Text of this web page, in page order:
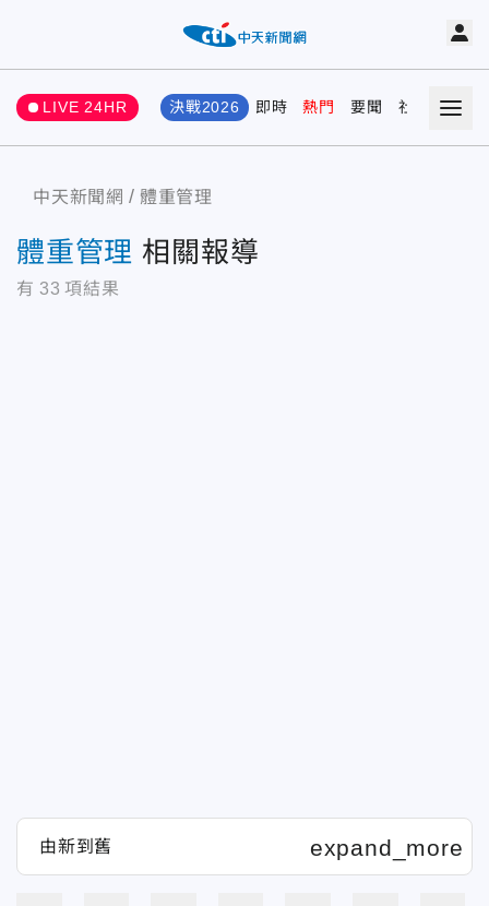
LIVE 24HR 決戰2026 即時 熱門 要聞 社會 娛樂
中天新聞網 體重管理
體重管理 相關報導
有 33 項結果